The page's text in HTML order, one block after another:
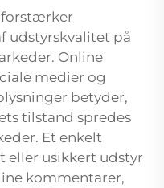
forstærker
udstyrskvalitet på
Online
medier og
betyder,
tilstand spredes
Et enkelt
eller usikkert udstyr
kommentarer,